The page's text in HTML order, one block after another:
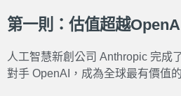
第一則：估值超越
人工智慧新創公司 Anthropic 完成
對手 OpenAI，成為全球最有價值